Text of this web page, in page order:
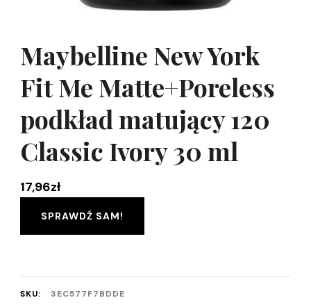
Maybelline New York
Fit Me Matte+Poreless
podkład matujący 120
Classic Ivory 30 ml
17,96zł
SPRAWDŹ SAM!
SKU:
3EC577F7BDDE